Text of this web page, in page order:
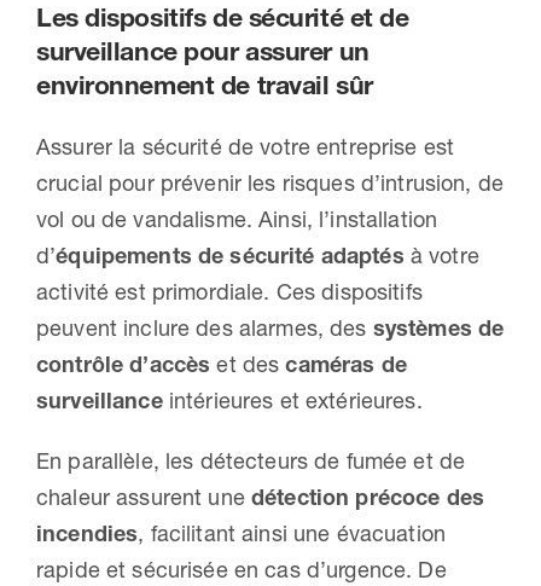
Les dispositifs de sécurité et de
surveillance pour assurer un
environnement de travail sûr
Assurer la sécurité de votre entreprise est
crucial pour prévenir les risques d’intrusion, de
vol ou de vandalisme. Ainsi, l’installation
d’équipements de sécurité adaptés à votre
activité est primordiale. Ces dispositifs
peuvent inclure des alarmes, des systèmes de
contrôle d’accès et descaméras de
surveillanceintérieures et extérieures.
En parallèle, les détecteurs de fumée et de
chaleur assurent unedétection précoce des
incendies, facilitant ainsi une évacuation
rapide et sécurisée en cas d’urgence. De